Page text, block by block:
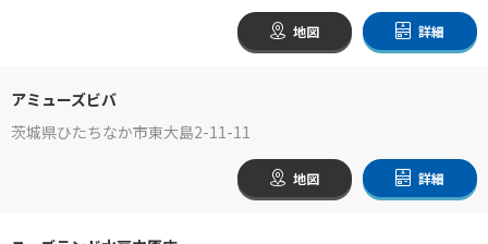
地図 詳細
アミューズビバ
茨城県ひたちなか市東大島2-11-11
地図 詳細